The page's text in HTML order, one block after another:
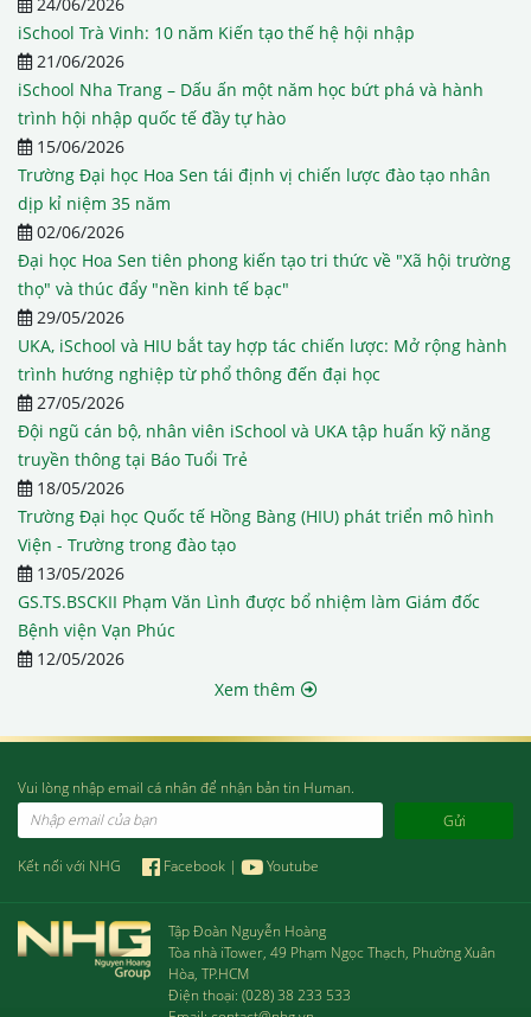
iSchool Trà Vinh: 10 năm Kiến tạo thế hệ hội nhập
21/06/2026
iSchool Nha Trang – Dấu ấn một năm học bứt phá và hành
trình hội nhập quốc tế đầy tự hào
15/06/2026
Trường Đại học Hoa Sen tái định vị chiến lược đào tạo nhân
dịp kỉ niệm 35 năm
02/06/2026
Đại học Hoa Sen tiên phong kiến tạo tri thức về "Xã hội trường
thọ" và thúc đẩy "nền kinh tế bạc"
29/05/2026
UKA, iSchool và HIU bắt tay hợp tác chiến lược: Mở rộng hành
trình hướng nghiệp từ phổ thông đến đại học
27/05/2026
Đội ngũ cán bộ, nhân viên iSchool và UKA tập huấn kỹ năng
truyền thông tại Báo Tuổi Trẻ
18/05/2026
Trường Đại học Quốc tế Hồng Bàng (HIU) phát triển mô hình
Viện - Trường trong đào tạo
13/05/2026
GS.TS.BSCKII Phạm Văn Lình được bổ nhiệm làm Giám đốc
Bệnh viện Vạn Phúc
12/05/2026
Xem thêm
Vui lòng nhập email cá nhân để nhận bản tin Human.
Email
Kết nối với NHG Facebook | Youtube
Tập Đoàn Nguyễn Hoàng
Tòa nhà iTower, 49 Phạm Ngọc Thạch, Phường Xuân
Hòa, TP.HCM
Điện thoại: (028) 38 233 533